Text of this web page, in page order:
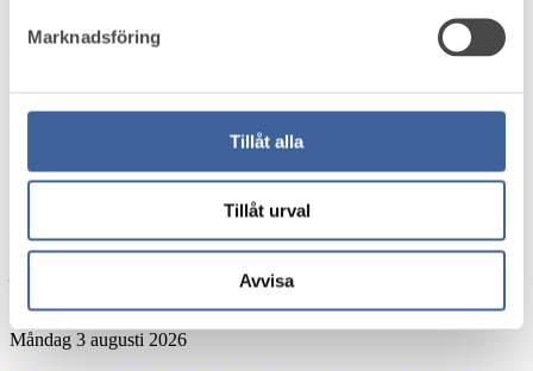
Marknadsföring
Tillåt alla
Tillåt urval
Avvisa
Forskaren: Den här chefsvanan kan rädda liv på
Måndag 3 augusti 2026